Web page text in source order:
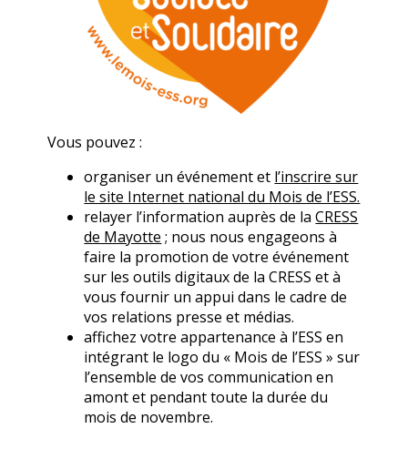
Vous pouvez :
organiser un événement et l’inscrire sur
le site Internet national du Mois de l’ESS.
relayer l’information auprès de laCRESS
de Mayotte ; nous nous engageons à
faire la promotion de votre événement
sur les outils digitaux de la CRESS et à
vous fournir un appui dans le cadre de
vos relations presse et médias.
affichez votre appartenance à l’ESS en
intégrant le logo du « Mois de l’ESS » sur
l’ensemble de vos communication en
amont et pendant toute la durée du
mois de novembre.